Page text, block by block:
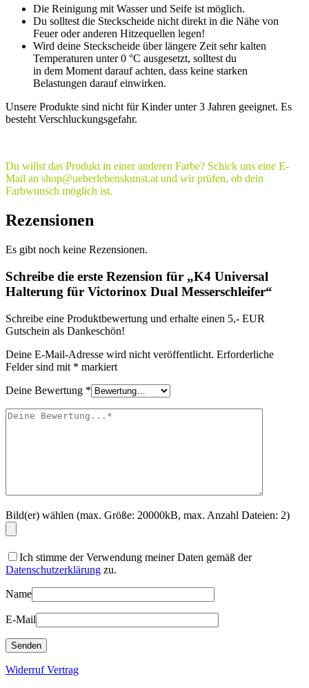
Die Reinigung mit Wasser und Seife ist möglich.
Du solltest die Steckscheide nicht direkt in die Nähe von
Feuer oder anderen Hitzequellen legen!
Wird deine Steckscheide über längere Zeit sehr kalten
Temperaturen unter 0 °C ausgesetzt, solltest du
in dem Moment darauf achten, dass keine starken
Belastungen darauf einwirken.
Unsere Produkte sind nicht für Kinder unter 3 Jahren geeignet. Es
besteht Verschluckungsgefahr.
Du willst das Produkt in einer anderen Farbe? Schick uns eine E-
Mail an shop@ueberlebenskunst.at und wir prüfen, ob dein
Farbwunsch möglich ist.
Rezensionen
Es gibt noch keine Rezensionen.
Schreibe die erste Rezension für „K4 Universal
Halterung für Victorinox Dual Messerschleifer“
Schreibe eine Produktbewertung und erhalte einen 5,- EUR
Gutschein als Dankeschön!
Deine E-Mail-Adresse wird nicht veröffentlicht. Erforderliche
Felder sind mit * markiert
Deine Bewertung *
Bild(er) wählen (max. Größe: 20000kB, max. Anzahl Dateien: 2)
Ich stimme der Verwendung meiner Daten gemäß der
Datenschutzerklärung zu.
Name
E-Mail
Widerruf Vertrag